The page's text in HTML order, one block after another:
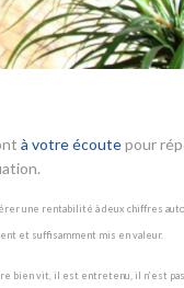
à votre écoutepour
une rentabilité à deux chiffres
et suffisamment mis en valeur.
bien vit, il est entretenu, il n’est